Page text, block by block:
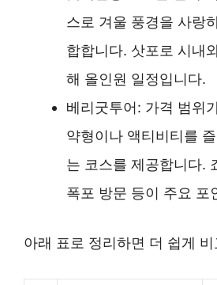
스로 겨울 풍경을 사랑
합합니다. 삿포로 시내
해 올인원 일정입니다.
베리굿투어: 가격 범위
약형이나 액티비티를
는 코스를 제공합니다.
폭포 방문 등이 주요 포
아래 표로 정리하면 더 쉽게